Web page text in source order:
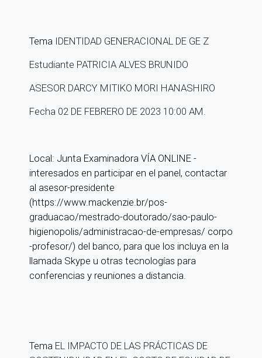
Tema IDENTIDAD GENERACIONAL DE GE Z
Estudiante PATRICIA ALVES BRUNIDO
ASESOR DARCY MITIKO MORI HANASHIRO
Fecha 02 DE FEBRERO DE 2023 10:00 AM.
Local: Junta Examinadora VÍA ONLINE -
interesados ​​en participar en el panel, contactar
al asesor-presidente
(https://www.mackenzie.br/pos-
graduacao/mestrado-doutorado/sao-paulo-
higienopolis/administracao-de-empresas/ corpo
-profesor/) del banco, para que los incluya en la
llamada Skype u otras tecnologías para
conferencias y reuniones a distancia.
Tema EL IMPACTO DE LAS PRÁCTICAS DE